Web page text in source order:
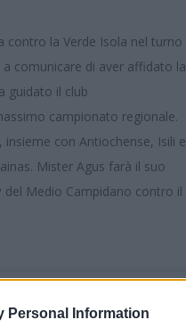
Personal Information
contro la Verde Isola nel turno
comunicare di aver affidato la
guidato il club
campionato regionale.
, insieme con Antiochense, Isili e
Mister Agus farà il suo
del Medio Campidano contro il